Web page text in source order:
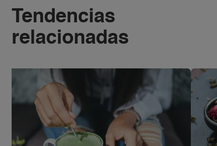
Tendencias
relacionadas